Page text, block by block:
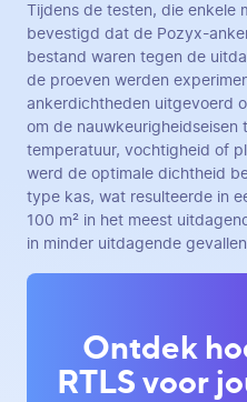
Tijdens de testen, die enkele
bevestigd dat de Pozyx-
bestand waren tegen de
de proeven werden
ankerdichtheden uitgevoerd
om de nauwkeurigheidseisen
temperatuur, vochtigheid of
werd de optimale dichtheid
type kas, wat resulteerde in
100 m² in het meest
in minder uitdagende gevallen.
Ontdek
RTLS voor